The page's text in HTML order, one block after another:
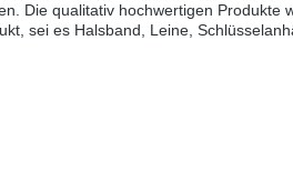
Die qualitativ hochwertigen
sei es Halsband, Leine,